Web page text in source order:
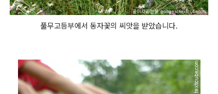
풀무고등부에서 동자꽃의 씨앗을 받았습니다.